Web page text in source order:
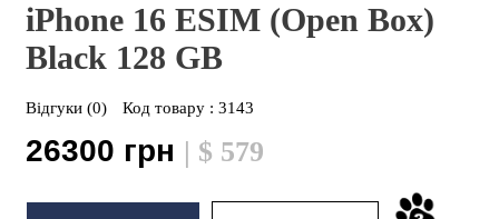
iPhone 16 ESIM (Open Box)
Black 128 GB
Відгуки (0) Код товару : 3143
26300 грн | $ 579